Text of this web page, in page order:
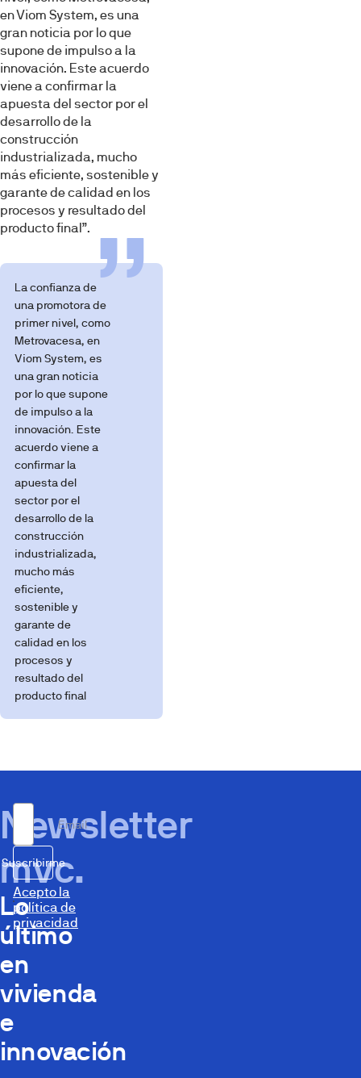
en Viom System, es una
gran noticia por lo que
supone de impulso a la
innovación. Este acuerdo
viene a confirmar la
apuesta del sector por el
desarrollo de la
construcción
industrializada, mucho
más eficiente, sostenible y
garante de calidad en los
procesos y resultado del
producto final”.
La confianza de
una promotora de
primer nivel, como
Metrovacesa, en
Viom System, es
una gran noticia
por lo que supone
de impulso a la
innovación. Este
acuerdo viene a
confirmar la
apuesta del
sector por el
desarrollo de la
construcción
industrializada,
mucho más
eficiente,
sostenible y
garante de
calidad en los
procesos y
resultado del
producto final
Newsletter
mvc.
Lo
último
en
vivienda
e
innovación
Email
Suscribirme
Acepto la
política de
privacidad